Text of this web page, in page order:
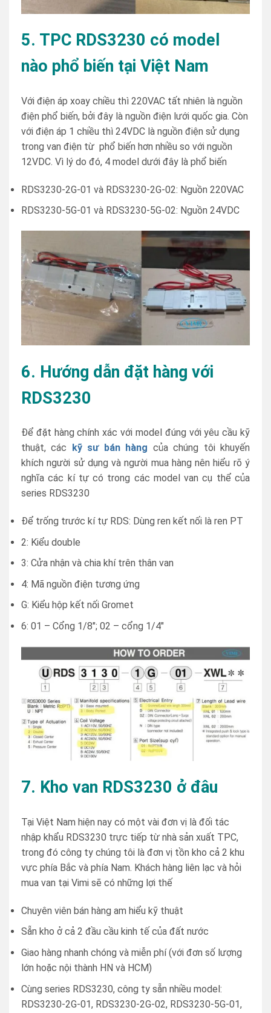
5. TPC RDS3230 có model
nào phổ biến tại Việt Nam
Với điện áp xoay chiều thì 220VAC tất nhiên là nguồn
điện phổ biến, bởi đây là nguồn điện lưới quốc gia. Còn
với điện áp 1 chiều thì 24VDC là nguồn điện sử dụng
trong van điện từ phổ biến hơn nhiều so với nguồn
12VDC. Vì lý do đó, 4 model dưới đây là phổ biến
RDS3230-2G-01 và RDS3230-2G-02: Nguồn 220VAC
RDS3230-5G-01 và RDS3230-5G-02: Nguồn 24VDC
6. Hướng dẫn đặt hàng với
RDS3230
Để đặt hàng chính xác với model đúng với yêu cầu kỹ
thuật, các
kỹ sư bán hàng của chúng tôi khuyến
khích người sử dụng và người mua hàng nên hiểu rõ ý
nghĩa các kí tự có trong các model van cụ thể của
series RDS3230
Để trống trước kí tự RDS: Dùng ren kết nối là ren PT
2: Kiểu double
3: Cửa nhận và chia khí trên thân van
4: Mã nguồn điện tương ứng
G: Kiểu hộp kết nối Gromet
6: 01 – Cổng 1/8″; 02 – cổng 1/4″
7. Kho van RDS3230 ở đâu
Tại Việt Nam hiện nay có một vài đơn vị là đối tác
nhập khẩu RDS3230 trực tiếp từ nhà sản xuất TPC,
trong đó công ty chúng tôi là đơn vị tồn kho cả 2 khu
vực phía Bắc và phía Nam. Khách hàng liên lạc và hỏi
mua van tại Vimi sẽ có những lợi thế
Chuyên viên bán hàng am hiểu kỹ thuật
Sẵn kho ở cả 2 đầu cầu kinh tế của đất nước
Giao hàng nhanh chóng và miễn phí (với đơn số lượng
lớn hoặc nội thành HN và HCM)
Cùng series RDS3230, công ty sẵn nhiều model:
RDS3230-2G-01, RDS3230-2G-02, RDS3230-5G-01,